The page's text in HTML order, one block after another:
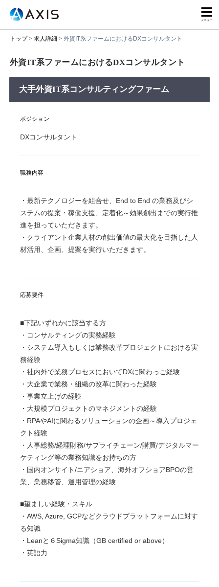
トップ> 求人詳細 > 外資IT系ファームにおけるDXコンサルタント
外資IT系ファームにおけるDXコンサルタント
大手外資IT系コンサルティングファーム
ポジション
DXコンサルタント
職務内容
・最新テクノロジーを組合せ、End to End の業務及びシ
ステムの提案・稼働支援、定着化～効果創出までの実行推
進を担っていただきます。
・クライアント企業人材の創出価値の最大化を目指した人
材活用、企画、提案を実行いただきます。
応募要件
■下記いずれかに該当する方
・コンサルティングの実務経験
・システム導入もしくは業務改革プロジェクトにおける実
務経験
・社内外で業務プロセスにおいてDXに関わっご経験
・大企業で業務・組織の改革に関わった経験
・事業立上げの経験
・大規模プロジェクトのマネジメントの経験
・RPAやAIに関わるソリューションの企画～導入プロジェ
クト経験
・人事総務/経理財務/サプライチェーン/購買/デジタルマー
ケティング等の業務知識をお持ちの方
・国内オンサイト/ニアショア、海外オフショアBPOの営
業、業務移管、運用管理の経験
■望ましい経験・スキル
・AWS, Azure, GCPなどクラウドプラットフォームに対す
る知識
・Leanと６Sigma知識（GB certified or above）
・英語力